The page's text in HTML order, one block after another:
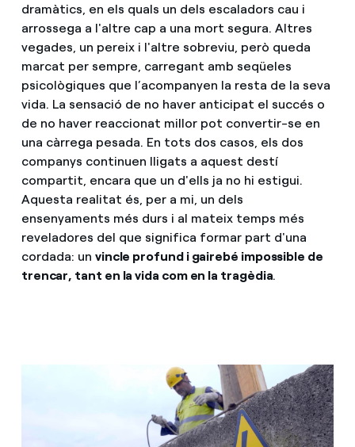
dramàtics, en els quals un dels escaladors cau i
arrossega a l'altre cap a una mort segura. Altres
vegades, un pereix i l'altre sobreviu, però queda
marcat per sempre, carregant amb seqüeles
psicològiques que l’acompanyen la resta de la seva
vida. La sensació de no haver anticipat el succés o
de no haver reaccionat millor pot convertir-se en
una càrrega pesada. En tots dos casos, els dos
companys continuen lligats a aquest destí
compartit, encara que un d'ells ja no hi estigui.
Aquesta realitat és, per a mi, un dels
ensenyaments més durs i al mateix temps més
reveladores del que significa formar part d'una
cordada: un vincle profund i gairebé impossible de
trencar, tant en la vida com en la tragèdia.